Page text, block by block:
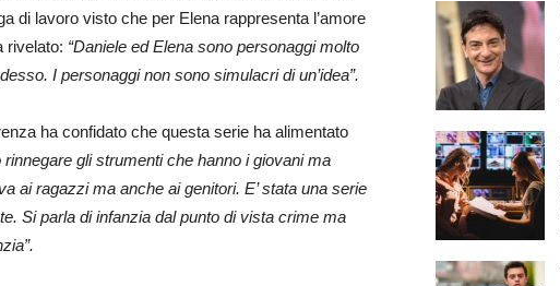
di lavoro visto che per Elena rappresenta l’amore
rivelato: “Daniele ed Elena sono personaggi molto
I personaggi non sono simulacri di un’idea”.
ha confidato che questa serie ha alimentato
rinnegare gli strumenti che hanno i giovani ma
ai ragazzi ma anche ai genitori. E’ stata una serie
Si parla di infanzia dal punto di vista crime ma